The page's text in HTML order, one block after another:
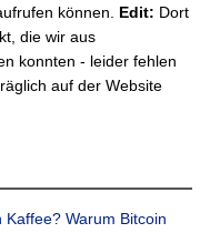
können. Edit: Dort
die wir aus
konnten - leider fehlen
auf der Website
Warum Bitcoin